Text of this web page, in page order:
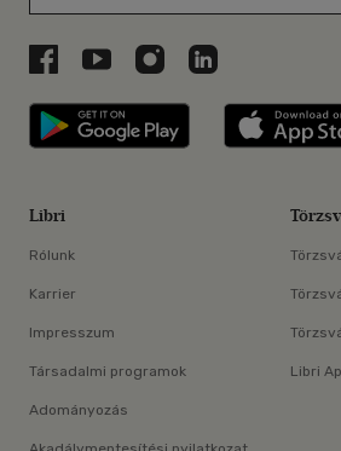
Libri a Facebookon
Libri a Youtube-on
Libri az Instagramon
Libri a
Libri applikáció
Libri
Rólunk
Karrier
Impresszum
Társadalmi programok
Adományozás
Libri